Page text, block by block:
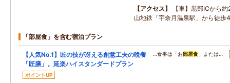
アクセス
【車】黒部ICから
山地鉄「宇奈月温泉駅」から徒歩
「部屋食」を含む宿泊プラン
【人気No.1】匠の技が冴える創意工夫の晩餐
「匠膳」。延楽ハイスタンダードプラン
ポイントUP
…食事は「お部屋食 」または…